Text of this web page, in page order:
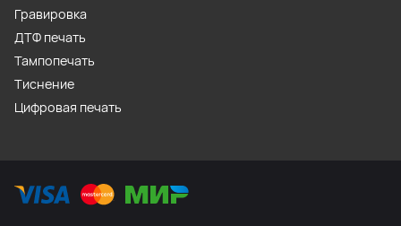
Гравировка
ДТФ печать
Тампопечать
Тиснение
Цифровая печать